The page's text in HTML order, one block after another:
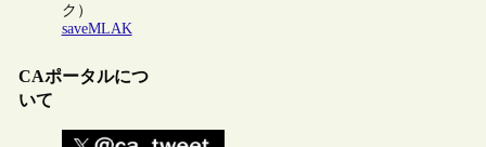
ク）
saveMLAK
CAポータルにつ
いて